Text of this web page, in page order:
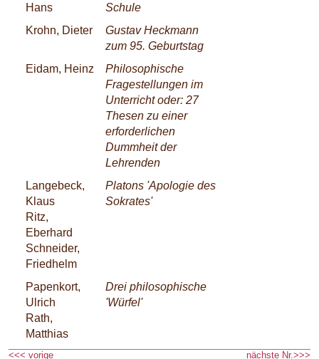
Hans
Schule
Krohn, Dieter
Gustav Heckmann
zum 95. Geburtstag
Eidam, Heinz
Philosophische
Fragestellungen im
Unterricht oder: 27
Thesen zu einer
erforderlichen
Dummheit der
Lehrenden
Langebeck,
Klaus
Ritz,
Eberhard
Schneider,
Friedhelm
Platons 'Apologie des
Sokrates'
Papenkort,
Ulrich
Rath,
Matthias
Drei philosophische
'Würfel'
<<< vorige nächste Nr.>>>